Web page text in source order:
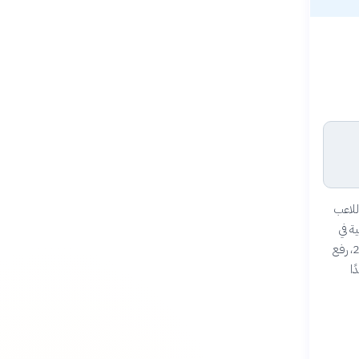
كأس العالم 2026 ليصبح اللاعب
في
عالم كرة القدم. يُعرف بسرعته الفائقة، ومهاراته الاستثنائية في المراوغة وإنهاء الهجمات. في 9 يوليو 2026، رفع